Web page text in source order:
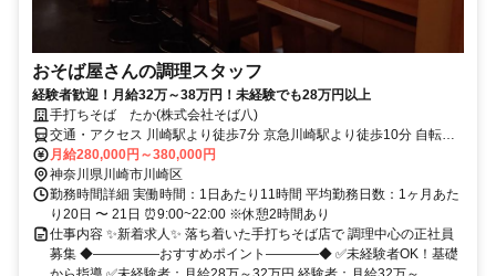
おそば屋さんの調理スタッフ
経験者歓迎！月給32万～38万円！未経験でも28万円以上
手打ちそば たか(株式会社そば八)
交通・アクセス 川崎駅より徒歩7分 京急川崎駅より徒歩10分 自転車
通勤OK
月給280,000円～380,000円
神奈川県川崎市川崎区
勤務時間詳細 実働時間：1日あたり11時間 平均勤務日数：1ヶ月あた
り20日 〜 21日 ⏰9:00~22:00 ※休憩2時間あり
仕事内容 ✨新着求人✨ 落ち着いた手打ちそば店で 調理中心の正社員
募集 ◆―――――おすすめポイント――――◆ ✅未経験者OK！基礎